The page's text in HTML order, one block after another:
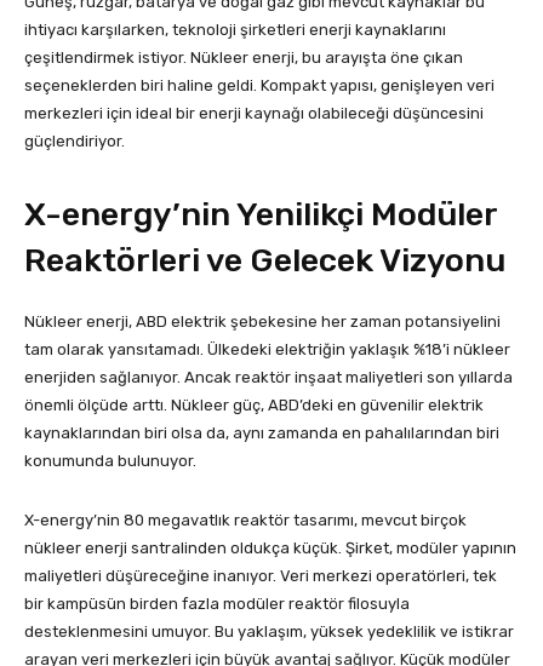
ihtiyacı karşılarken, teknoloji şirketleri enerji kaynaklarını
çeşitlendirmek istiyor. Nükleer enerji, bu arayışta öne çıkan
seçeneklerden biri haline geldi. Kompakt yapısı, genişleyen veri
merkezleri için ideal bir enerji kaynağı olabileceği düşüncesini
güçlendiriyor.
X-energy’nin Yenilikçi Modüler
Reaktörleri ve Gelecek Vizyonu
Nükleer enerji, ABD elektrik şebekesine her zaman potansiyelini
tam olarak yansıtamadı. Ülkedeki elektriğin yaklaşık %18’i nükleer
enerjiden sağlanıyor. Ancak reaktör inşaat maliyetleri son yıllarda
önemli ölçüde arttı. Nükleer güç, ABD’deki en güvenilir elektrik
kaynaklarından biri olsa da, aynı zamanda en pahalılarından biri
konumunda bulunuyor.
X-energy’nin 80 megavatlık reaktör tasarımı, mevcut birçok
nükleer enerji santralinden oldukça küçük. Şirket, modüler yapının
maliyetleri düşüreceğine inanıyor. Veri merkezi operatörleri, tek
bir kampüsün birden fazla modüler reaktör filosuyla
desteklenmesini umuyor. Bu yaklaşım, yüksek yedeklilik ve istikrar
arayan veri merkezleri için büyük avantaj sağlıyor. Küçük modüler